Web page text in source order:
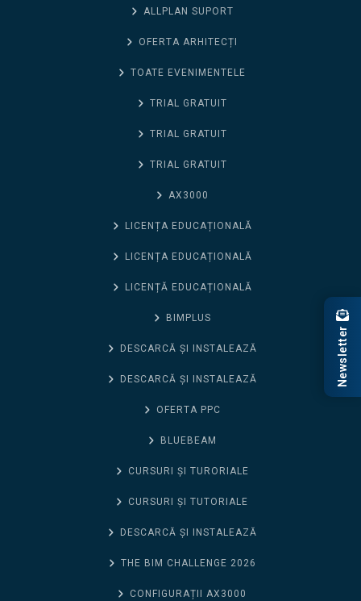
ALLPLAN SUPORT
OFERTA ARHITECȚI
TOATE EVENIMENTELE
TRIAL GRATUIT
TRIAL GRATUIT
TRIAL GRATUIT
AX3000
LICENȚA EDUCAȚIONALĂ
LICENȚA EDUCAȚIONALĂ
LICENȚĂ EDUCAȚIONALĂ
BIMPLUS
DESCARCĂ ȘI INSTALEAZĂ
DESCARCĂ ȘI INSTALEAZĂ
OFERTA PPC
BLUEBEAM
CURSURI ȘI TURORIALE
CURSURI ȘI TUTORIALE
DESCARCĂ ȘI INSTALEAZĂ
THE BIM CHALLENGE 2026
CONFIGURAȚII AX3000
Newsletter